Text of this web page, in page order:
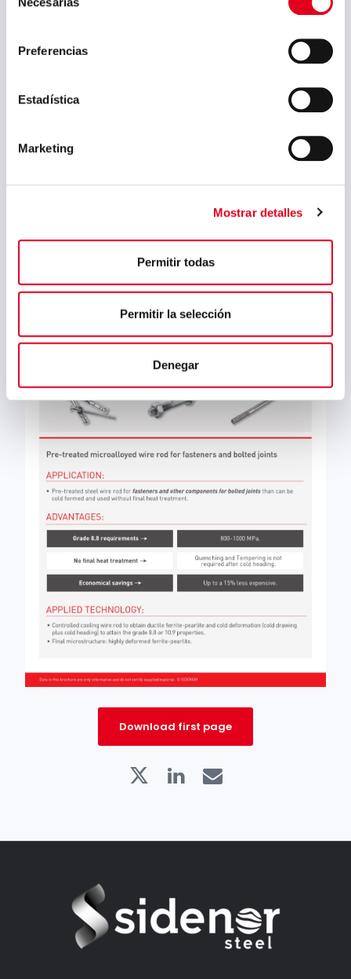
Preferencias
Estadística
Marketing
Mostrar detalles
Permitir todas
Permitir la selección
Denegar
Download first page